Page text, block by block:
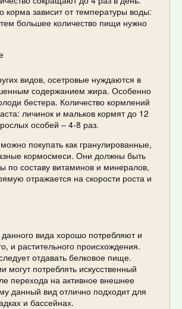
корма зависит от температуры воды:
большее количество пищи нужно
видов, осетровые нуждаются в
содержанием жира. Особенно
бестера. Количество кормлений
личинок и мальков кормят до 12
особей – 4-8 раз.
покупать как гранулированные,
кормосмеси. Они должны быть
по составу витаминов и минералов,
отражается на скорости роста и
вида хорошо потребляют и
и растительного происхождения.
отдавать белковое пище.
могут потреблять искусственный
перехода на активное внешнее
данный вид отлично подходит для
и бассейнах.